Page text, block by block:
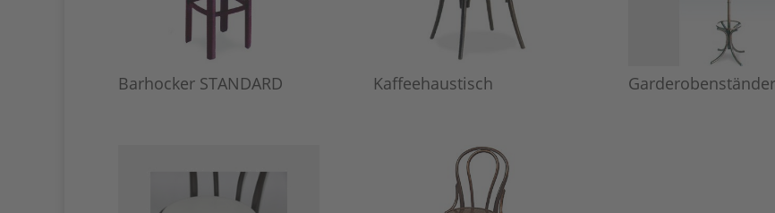
Barhocker STANDARD Kaffeehaustisch